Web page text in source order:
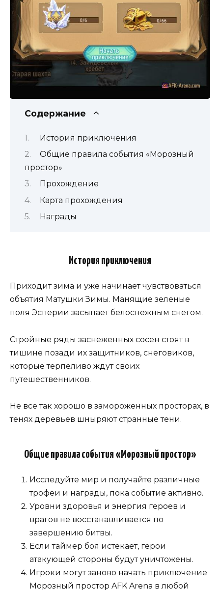
Содержание
История приключения
Общие правила события «Морозный
простор»
Прохождение
Карта прохождения
Награды
История приключения
Приходит зима и уже начинает чувствоваться
объятия Матушки Зимы. Манящие зеленые
поля Эсперии засыпает белоснежным снегом.
Стройные ряды заснеженных сосен стоят в
тишине позади их защитников, снеговиков,
которые терпеливо ждут своих
путешественников.
Не все так хорошо в замороженных просторах, в
тенях деревьев шныряют странные тени.
Общие правила события «Морозный простор»
Исследуйте мир и получайте различные
трофеи и награды, пока событие активно.
Уровни здоровья и энергия героев и
врагов не восстанавливается по
завершению битвы.
Если таймер боя истекает, герои
атакующей стороны будут уничтожены.
Игроки могут заново начать приключение
Морозный простор AFK Arena в любой